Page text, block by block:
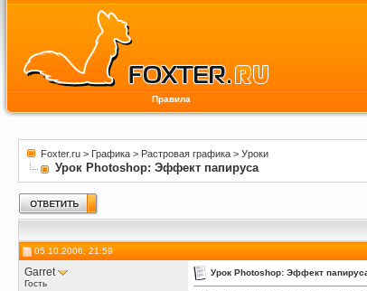
Правила
Foxter.ru > Графика > Растровая графика > Уроки
Урок Photoshop: Эффект папируса
05.10.2006, 21:59
Garret
Гость
Урок Photoshop: Эффект